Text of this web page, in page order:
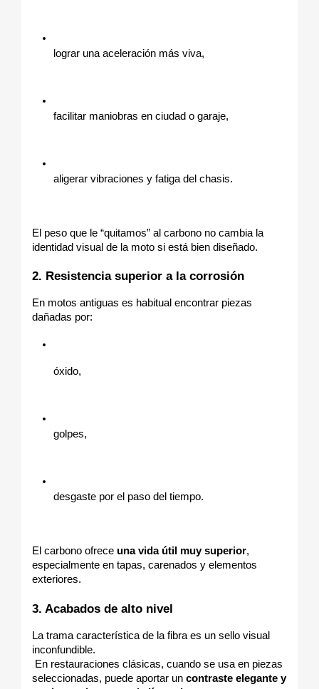
lograr una aceleración más viva,
facilitar maniobras en ciudad o garaje,
aligerar vibraciones y fatiga del chasis.
El peso que le “quitamos” al carbono no cambia la
identidad visual de la moto si está bien diseñado.
2. Resistencia superior a la corrosión
En motos antiguas es habitual encontrar piezas
dañadas por:
óxido,
golpes,
desgaste por el paso del tiempo.
El carbono ofrece una vida útil muy superior,
especialmente en tapas, carenados y elementos
exteriores.
3. Acabados de alto nivel
La trama característica de la fibra es un sello visual
inconfundible.
seleccionadas, puede aportar un contraste elegante y